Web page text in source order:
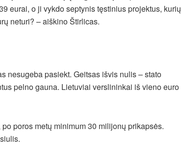
eurai, o ji vykdo septynis tęstinius projektus, kurių
neturi? – aiškino Štirlicas.
nesugeba pasiekt. Geitsas išvis nulis – stato
pelno gauna. Lietuviai verslininkai iš vieno euro
poros metų minimum 30 milijonų prikapsės.